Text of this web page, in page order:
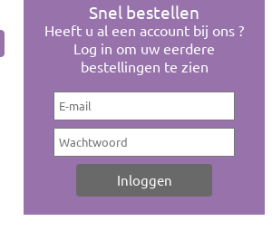
Snel bestellen
Heeft u al een account bij ons ?
Log in om uw eerdere
bestellingen te zien